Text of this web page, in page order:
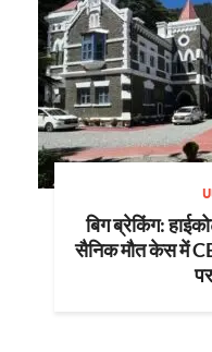
बिग ब्रेकिंग:
सैनिक मौत केस में